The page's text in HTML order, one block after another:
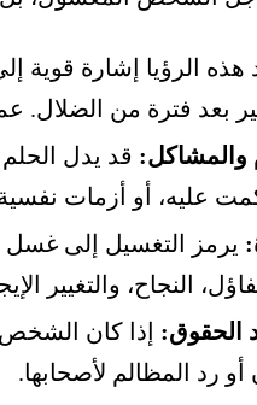
هذه الرؤيا إشارة قوية
بعد فترة من الضلال.
والمشاكل: قد يدل
عليه، أو أزمات
يرمز التغسيل إلى غسل
النجاح، والتغيير
الحقوق: إذا كان
رد المظالم لأصحابها.